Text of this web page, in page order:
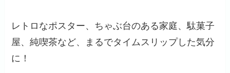
レトロなポスター、ちゃぶ台のある家庭、駄菓子
屋、純喫茶など、まるでタイムスリップした気分
に！